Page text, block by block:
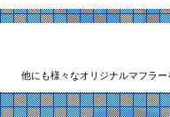
他にも様々なオリジナルマフラ